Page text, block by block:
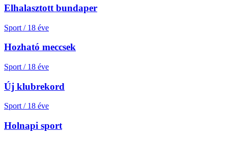
Elhalasztott bundaper
Sport / 18 éve
Hozható meccsek
Sport / 18 éve
Új klubrekord
Sport / 18 éve
Holnapi sport